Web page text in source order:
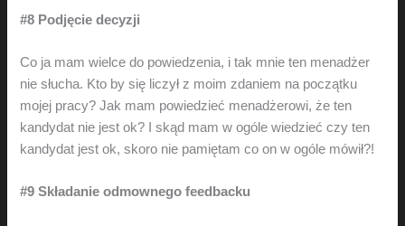
#8 Podjęcie decyzji
Co ja mam wielce do powiedzenia, i tak mnie ten menadżer
nie słucha. Kto by się liczył z moim zdaniem na początku
mojej pracy? Jak mam powiedzieć menadżerowi, że ten
kandydat nie jest ok? I skąd mam w ogóle wiedzieć czy ten
kandydat jest ok, skoro nie pamiętam co on w ogóle mówił?!
#9 Składanie odmownego feedbacku